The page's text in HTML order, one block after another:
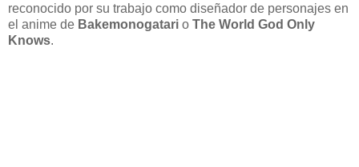
reconocido por su trabajo como diseñador de personajes en
el anime de Bakemonogatari o The World God Only
Knows.